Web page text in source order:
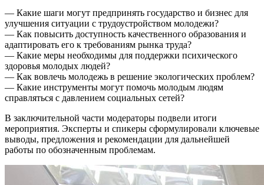
— Какие шаги могут предпринять государство и бизнес для
улучшения ситуации с трудоустройством молодежи?
— Как повысить доступность качественного образования и
адаптировать его к требованиям рынка труда?
— Какие меры необходимы для поддержки психического
здоровья молодых людей?
— Как вовлечь молодежь в решение экологических проблем?
— Какие инструменты могут помочь молодым людям
справляться с давлением социальных сетей?
В заключительной части модераторы подвели итоги
мероприятия. Эксперты и спикеры сформулировали ключевые
выводы, предложения и рекомендации для дальнейшей
работы по обозначенным проблемам.